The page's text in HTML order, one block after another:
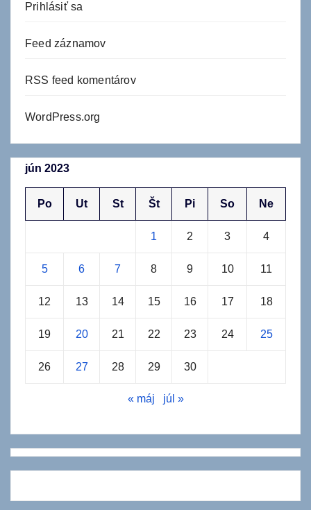
Prihlásiť sa
Feed záznamov
RSS feed komentárov
WordPress.org
jún 2023
Po Ut St Št Pi So Ne
1 2 3 4
5 6 7 8 9 10 11
12 13 14 15 16 17 18
19 20 21 22 23 24 25
26 27 28 29 30
« máj júl »